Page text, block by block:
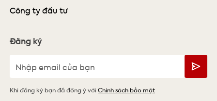
Công ty đầu tư
Đăng ký
Khi đăng ký bạn đã đồng ý với Chính sách bảo mật